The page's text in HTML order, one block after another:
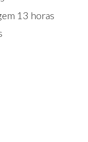
13 horas